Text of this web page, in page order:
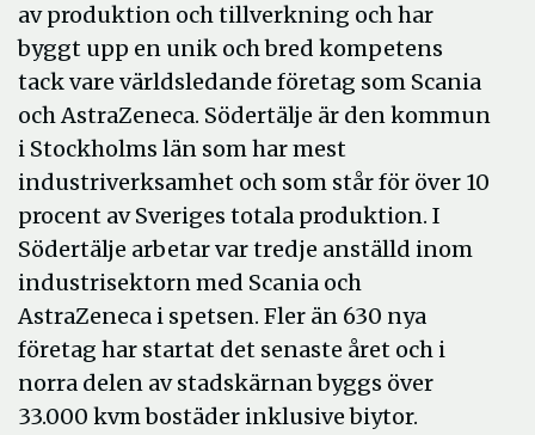
av produktion och tillverkning och har
byggt upp en unik och bred kompetens
tack vare världsledande företag som Scania
och AstraZeneca. Södertälje är den kommun
i Stockholms län som har mest
industriverksamhet och som står för över 10
procent av Sveriges totala produktion. I
Södertälje arbetar var tredje anställd inom
industrisektorn med Scania och
AstraZeneca i spetsen. Fler än 630 nya
företag har startat det senaste året och i
norra delen av stadskärnan byggs över
33.000 kvm bostäder inklusive biytor.